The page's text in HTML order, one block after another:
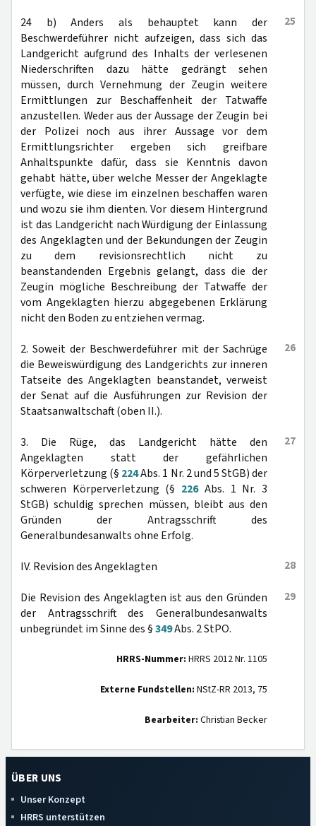
25
24 b) Anders als behauptet kann der
Beschwerdeführer nicht aufzeigen, dass sich das
Landgericht aufgrund des Inhalts der verlesenen
Niederschriften dazu hätte gedrängt sehen
müssen, durch Vernehmung der Zeugin weitere
Ermittlungen zur Beschaffenheit der Tatwaffe
anzustellen. Weder aus der Aussage der Zeugin bei
der Polizei noch aus ihrer Aussage vor dem
Ermittlungsrichter ergeben sich greifbare
Anhaltspunkte dafür, dass sie Kenntnis davon
gehabt hätte, über welche Messer der Angeklagte
verfügte, wie diese im einzelnen beschaffen waren
und wozu sie ihm dienten. Vor diesem Hintergrund
ist das Landgericht nach Würdigung der Einlassung
des Angeklagten und der Bekundungen der Zeugin
zu dem revisionsrechtlich nicht zu
beanstandenden Ergebnis gelangt, dass die der
Zeugin mögliche Beschreibung der Tatwaffe der
vom Angeklagten hierzu abgegebenen Erklärung
nicht den Boden zu entziehen vermag.
26
2. Soweit der Beschwerdeführer mit der Sachrüge
die Beweiswürdigung des Landgerichts zur inneren
Tatseite des Angeklagten beanstandet, verweist
der Senat auf die Ausführungen zur Revision der
Staatsanwaltschaft (oben II.).
27
3. Die Rüge, das Landgericht hätte den
Angeklagten statt der gefährlichen
Körperverletzung (§ 224Abs. 1 Nr. 2 und 5 StGB) der
schweren Körperverletzung (§ 226Abs. 1 Nr. 3
StGB) schuldig sprechen müssen, bleibt aus den
Gründen der Antragsschrift des
Generalbundesanwalts ohne Erfolg.
28
IV. Revision des Angeklagten
29
Die Revision des Angeklagten ist aus den Gründen
der Antragsschrift des Generalbundesanwalts
unbegründet im Sinne des §349Abs. 2 StPO.
HRRS-Nummer: HRRS 2012 Nr. 1105
Externe Fundstellen: NStZ-RR 2013, 75
Bearbeiter: Christian Becker
ÜBER UNS
Unser Konzept
HRRS unterstützen